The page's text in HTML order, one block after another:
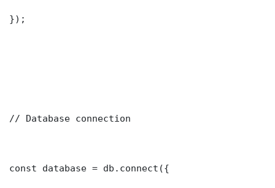
});
// Database connection
const database = db.connect({